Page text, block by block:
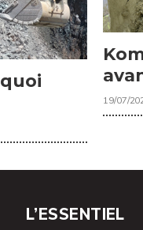
19/07/
L’ESSENTIEL